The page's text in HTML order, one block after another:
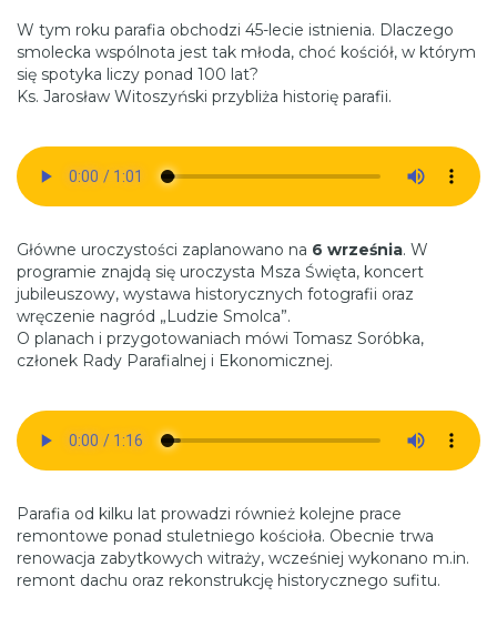
W tym roku parafia obchodzi 45-lecie istnienia. Dlaczego
smolecka wspólnota jest tak młoda, choć kościół, w którym
się spotyka liczy ponad 100 lat?
Ks. Jarosław Witoszyński przybliża historię parafii.
Główne uroczystości zaplanowano na 6 września. W
programie znajdą się uroczysta Msza Święta, koncert
jubileuszowy, wystawa historycznych fotografii oraz
wręczenie nagród „Ludzie Smolca”.
O planach i przygotowaniach mówi Tomasz Soróbka,
członek Rady Parafialnej i Ekonomicznej.
Parafia od kilku lat prowadzi również kolejne prace
remontowe ponad stuletniego kościoła. Obecnie trwa
renowacja zabytkowych witraży, wcześniej wykonano m.in.
remont dachu oraz rekonstrukcję historycznego sufitu.